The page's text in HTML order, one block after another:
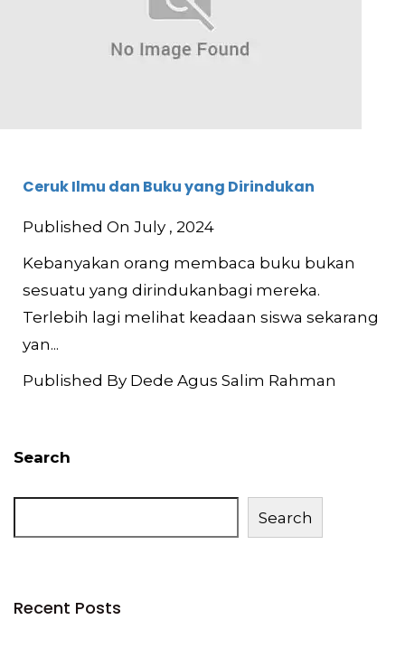
Ceruk Ilmu dan Buku yang Dirindukan
Published On July , 2024
Kebanyakan orang membaca buku bukan
sesuatu yang dirindukanbagi mereka.
Terlebih lagi melihat keadaan siswa sekarang
yan...
Published By Dede Agus Salim Rahman
Search
Search
Recent Posts